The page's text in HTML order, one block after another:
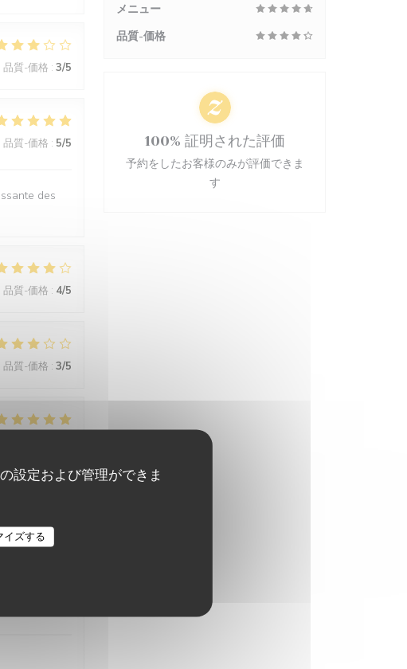
設定および管理ができま
イズする
品質-価格 : 3/5
品質-価格 : 5/5
des
品質-価格 : 4/5
品質-価格 : 3/5
idem pour
reviens
メニュー
品質-価格
100% 証明された評価
予約をしたお客様のみが評価できま
す